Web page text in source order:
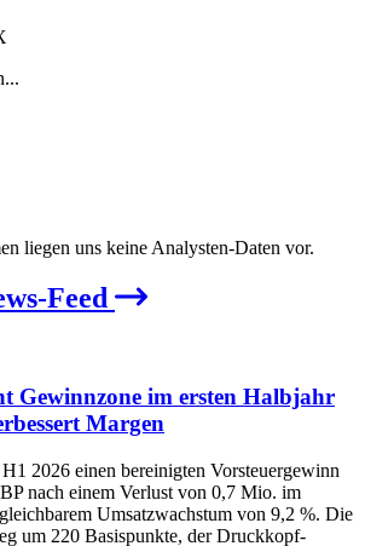
liegen uns keine Analysten-Daten vor.
Feed
Gewinnzone im ersten Halbjahr
Margen
2026 einen bereinigten Vorsteuergewinn
nach einem Verlust von 0,7 Mio. im
Umsatzwachstum von 9,2 %. Die
um 220 Basispunkte, der Druckkopf-